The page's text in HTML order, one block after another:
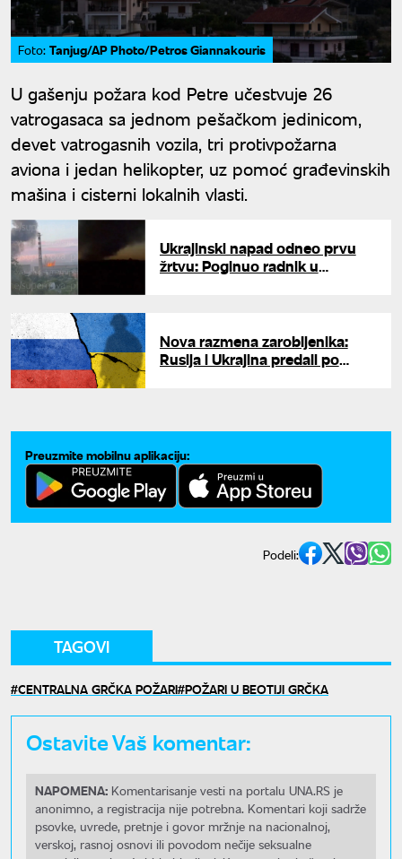
Foto: Tanjug/AP Photo/Petros Giannakouris
U gašenju požara kod Petre učestvuje 26
vatrogasaca sa jednom pešačkom jedinicom,
devet vatrogasnih vozila, tri protivpožarna
aviona i jedan helikopter, uz pomoć građevinskih
mašina i cisterni lokalnih vlasti.
Ukrajinski napad odneo prvu
žrtvu: Poginuo radnik u
Nova razmena zarobljenika:
Rusija i Ukrajina predali po
Preuzmite mobilnu aplikaciju:
Podeli:
TAGOVI
CENTRALNA GRČKA POŽARI POŽARI U BEOTIJI GRČKA
Ostavite Vaš komentar:
NAPOMENA: Komentarisanje vesti na portalu UNA.RS je
anonimno, a registracija nije potrebna. Komentari koji sadrže
psovke, uvrede, pretnje i govor mržnje na nacionalnoj,
verskoj, rasnoj osnovi ili povodom nečije seksualne